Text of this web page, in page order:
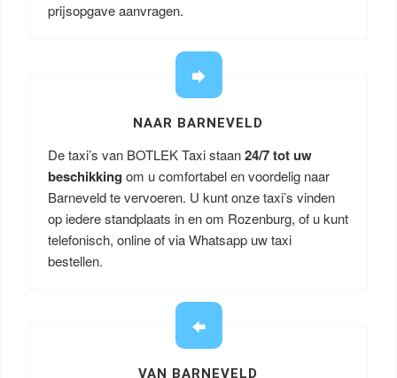
prijsopgave aanvragen.
NAAR BARNEVELD
De taxi’s van BOTLEK Taxi staan24/7 tot uw
beschikking om u comfortabel en voordelig naar
Barneveld te vervoeren. U kunt onze taxi’s vinden
op iedere standplaats in en om Rozenburg, of u kunt
telefonisch, online of via Whatsapp uw taxi
bestellen.
VAN BARNEVELD